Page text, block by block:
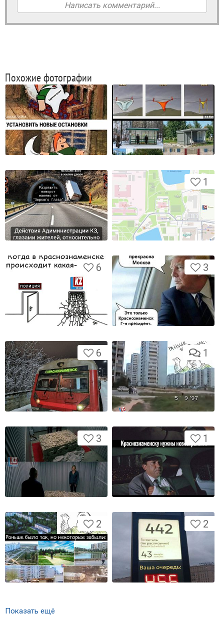
Написать комментарий...
Похожие фотографии
1
6 3
6 1
3 1
2 2
Показать ещё